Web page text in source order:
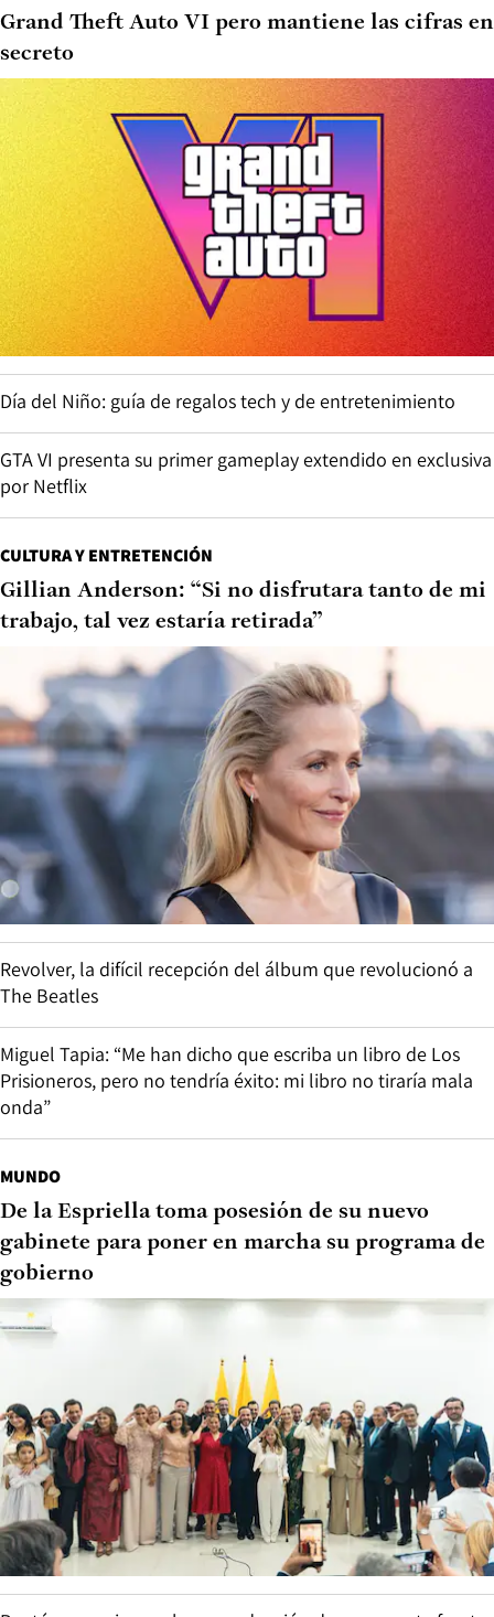
Grand Theft Auto VI pero mantiene las cifras en
secreto
Día del Niño: guía de regalos tech y de entretenimiento
GTA VI presenta su primer gameplay extendido en exclusiva
por Netflix
CULTURA Y ENTRETENCIÓN
Gillian Anderson: “Si no disfrutara tanto de mi
trabajo, tal vez estaría retirada”
Revolver, la difícil recepción del álbum que revolucionó a
The Beatles
Miguel Tapia: “Me han dicho que escriba un libro de Los
Prisioneros, pero no tendría éxito: mi libro no tiraría mala
onda”
MUNDO
De la Espriella toma posesión de su nuevo
gabinete para poner en marcha su programa de
gobierno